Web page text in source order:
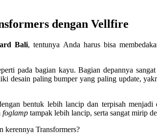
dengan Vellfire
Bali, tentunya Anda harus bisa
pada bagian kayu. Bagian depannya sangat
desain paling bumper yang paling update,
bentuk lebih lancip dan terpisah menjadi
foglamp tampak lebih lancip, serta sangat mirip
kerennya Transformers?